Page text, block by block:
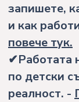
запишете,
и как
повече тук.
✔Работата
по детски
реалност. -